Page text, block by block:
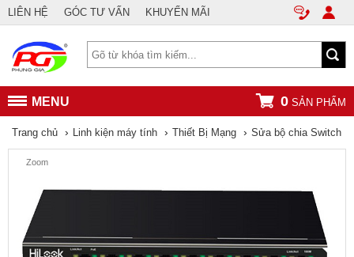
LIÊN HỆ GÓC TƯ VẤN KHUYẾN MÃI
MENU 0 SẢN PHẨM
Trang chủ › Linh kiện máy tính › Thiết Bị Mạng › Sửa bộ chia Switch
Zoom